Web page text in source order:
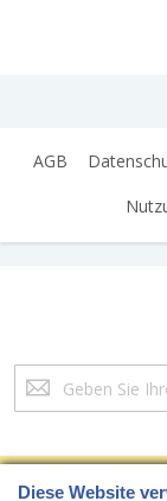
Wir verwenden
machen. Um der
AGB
Melden
Sie
unseren
Newsletter
Diese Website